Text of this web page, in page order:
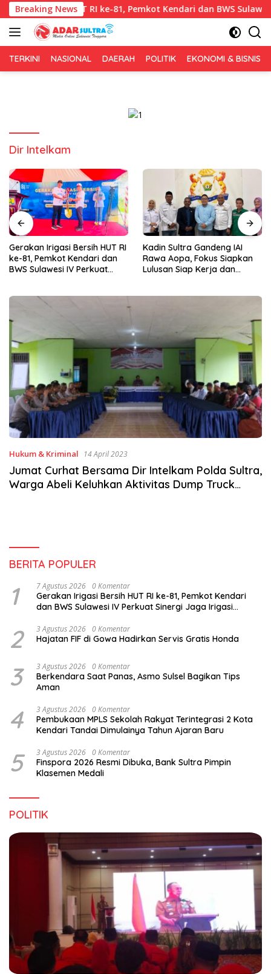
Langsung
ke
konten
Breaking News
Bersih HUT RI ke-81, Pemkot Kendari dan BWS Sulawesi IV
TERKINI NASIONAL DAERAH POLITIK EKONOMI & BISNIS
Dir Intelkam
Kadin Sultra Gandeng IAI
Rawa Aopa, Fokus Siapkan
Lulusan Siap Kerja dan
Puluhan Tenant Ramaikan
Festival Kuliner Sultra Maimo
2026
Hukum & Kriminal 14 April 2023
Jumat Curhat Bersama Dir Intelkam Polda Sultra,
Warga Abeli Keluhkan Aktivitas Dump Truck
BERITA POPULER
1 7 Agustus 2026 0 Komentar
Gerakan Irigasi Bersih HUT RI ke-81, Pemkot Kendari
dan BWS Sulawesi IV Perkuat Sinergi Jaga Irigasi
2 3 Agustus 2026 0 Komentar
Hajatan FIF di Gowa Hadirkan Servis Gratis Honda
3 3 Agustus 2026 0 Komentar
Berkendara Saat Panas, Asmo Sulsel Bagikan Tips
Aman
4 3 Agustus 2026 0 Komentar
Pembukaan MPLS Sekolah Rakyat Terintegrasi 2 Kota
Kendari Tandai Dimulainya Tahun Ajaran Baru
5 3 Agustus 2026 0 Komentar
Finspora 2026 Resmi Dibuka, Bank Sultra Pimpin
Klasemen Medali
POLITIK